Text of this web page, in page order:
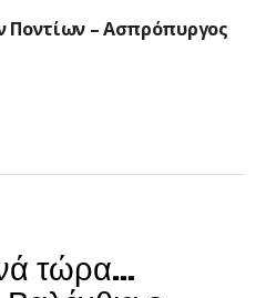
– Ασπρόπυργος
τώρα…